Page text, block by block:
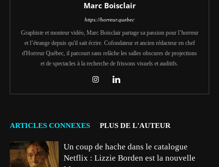
Marc Boisclair
https://horreur.quebec
Graphiste et monteur vidéo, Marc Boisclair partage sa passion pour l’horreur
et l’étrange depuis qu'il sait écrire. Cofondateur et ancien rédacteur en chef
d'Horreur Québec, il parcourt sans relâche les salles obscures de projections
et de spectacles à la recherche de frissons visuels et auditifs.
ARTICLES CONNEXES PLUS DE L'AUTEUR
Un coup de hache dans le catalogue
Netflix : Lizzie Borden est la nouvelle